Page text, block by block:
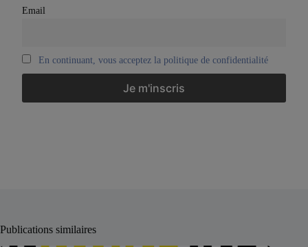
Email
En continuant, vous acceptez la politique de confidentialité
Publications similaires